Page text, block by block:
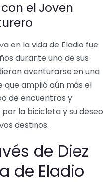
el Joven
en la vida de Eladio fue
durante uno de sus
aventurarse en una
que amplió aún más el
de encuentros y
la bicicleta y su deseo
destinos.
de Diez
de Eladio